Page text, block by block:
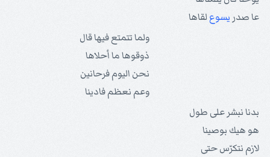
عا صدر يسوع لقاها
ولما تتمتع فيها قال
ذوقوها ما أحلاها
نحن اليوم فرحانين
وعم نعظم فادينا
بدنا نبشر على طول
هو هيك بوصينا
لازم نتكرّس حتى